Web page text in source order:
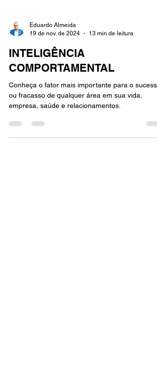
Eduardo Almeida
19 de nov. de 2024
13 min de leitura
INTELIGÊNCIA
COMPORTAMENTAL
Conheça o fator mais importante para o sucesso